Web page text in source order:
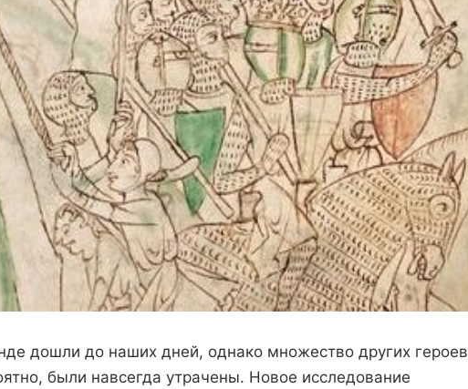
дошли до наших дней, однако множество других героев
были навсегда утрачены. Новое исследование